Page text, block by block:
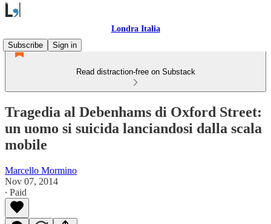
Londra Italia
Subscribe
Sign in
Read distraction-free on Substack
Tragedia al Debenhams di Oxford Street:
un uomo si suicida lanciandosi dalla scala
mobile
Marcello Mormino
Nov 07, 2014
∙ Paid